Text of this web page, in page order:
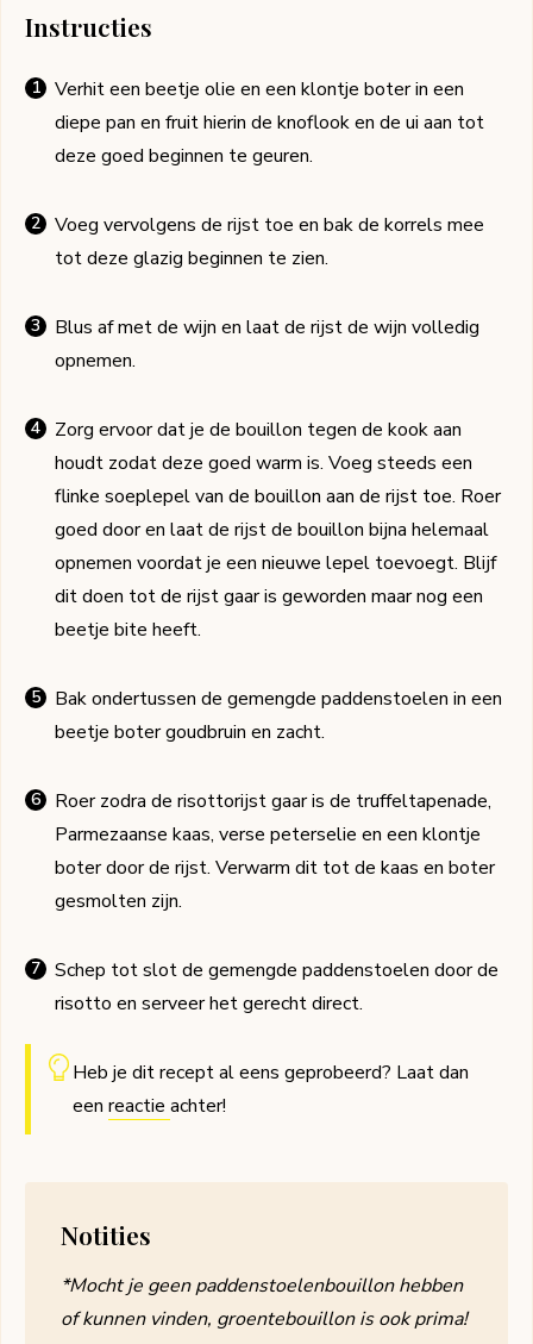
Instructies
Verhit een beetje olie en een klontje boter in een
diepe pan en fruit hierin de knoflook en de ui aan tot
deze goed beginnen te geuren.
Voeg vervolgens de rijst toe en bak de korrels mee
tot deze glazig beginnen te zien.
Blus af met de wijn en laat de rijst de wijn volledig
opnemen.
Zorg ervoor dat je de bouillon tegen de kook aan
houdt zodat deze goed warm is. Voeg steeds een
flinke soeplepel van de bouillon aan de rijst toe. Roer
goed door en laat de rijst de bouillon bijna helemaal
opnemen voordat je een nieuwe lepel toevoegt. Blijf
dit doen tot de rijst gaar is geworden maar nog een
beetje bite heeft.
Bak ondertussen de gemengde paddenstoelen in een
beetje boter goudbruin en zacht.
Roer zodra de risottorijst gaar is de truffeltapenade,
Parmezaanse kaas, verse peterselie en een klontje
boter door de rijst. Verwarm dit tot de kaas en boter
gesmolten zijn.
Schep tot slot de gemengde paddenstoelen door de
risotto en serveer het gerecht direct.
Heb je dit recept al eens geprobeerd? Laat dan
een reactie achter!
Notities
*Mocht je geen paddenstoelenbouillon hebben
of kunnen vinden, groentebouillon is ook prima!